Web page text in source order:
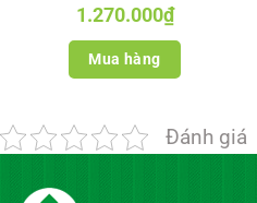
1.270.000₫
Mua hàng
Đánh giá